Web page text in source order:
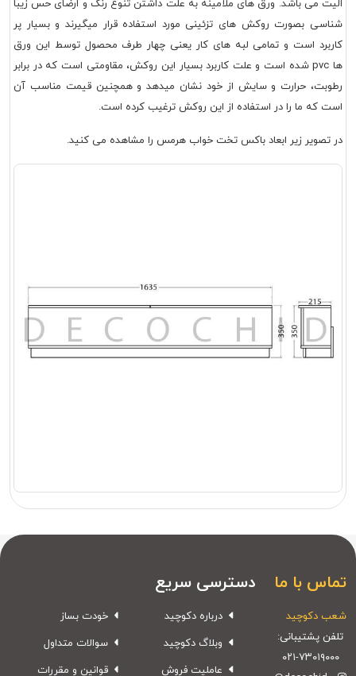
الیت می باشد. ورق های ملامینه به علت داشتن تنوع رنگ و ارضای حس زیبا
شناسی بصورت روکش های تزئینی مورد استفاده قرار میگیرند و بسیار پر
کاربرد است و تمامی لبه های کار یعنی چهار طرف محصول توسط این ورق
ها pvc شده است و علت کاربرد بسیار این روکش، مقاومتی است که در برابر
رطوبت، حرارت و سایش از خود نشان میدهد و همچنین قیمت مناسب آن
است که ما را در استفاده از این روکش ترغیب کرده است.
در تصویر زیر ابعاد باکس تخت خواب هرمس را مشاهده می کنید.
تماس با ما
شعب دکوچید
تلفن پشتیبانی:
۰۲۱-۷۳۰۱۹۰۰۰
دسترسی سریع
درباره دکوچید
وبلاگ دکوچید
عاملیت فروش
خودت بساز
سوالات متداول
قوانین و مقررات